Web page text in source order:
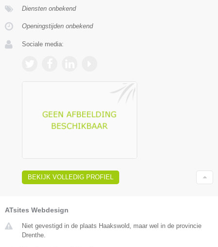
Diensten onbekend
Openingstijden onbekend
Sociale media:
BEKIJK VOLLEDIG PROFIEL
ATsites Webdesign
Niet gevestigd in de plaats Haakswold, maar wel in de provincie
Drenthe.